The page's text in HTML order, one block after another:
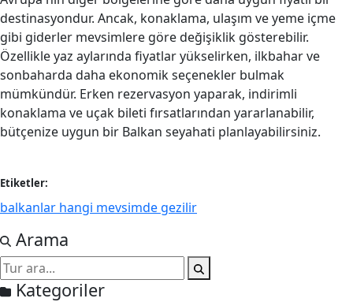
destinasyondur. Ancak, konaklama, ulaşım ve yeme içme
gibi giderler mevsimlere göre değişiklik gösterebilir.
Özellikle yaz aylarında fiyatlar yükselirken, ilkbahar ve
sonbaharda daha ekonomik seçenekler bulmak
mümkündür. Erken rezervasyon yaparak, indirimli
konaklama ve uçak bileti fırsatlarından yararlanabilir,
bütçenize uygun bir Balkan seyahati planlayabilirsiniz.
Etiketler:
balkanlar hangi mevsimde gezilir
Arama
Kategoriler